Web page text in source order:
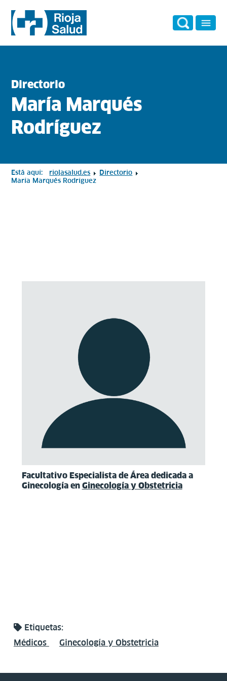
Directorio
María Marqués
Rodríguez
Está aquí: riojasalud.es
Directorio
María Marqués Rodríguez
Facultativo Especialista de Área dedicada a
Ginecología en Ginecología y Obstetricia
Etiquetas:
Médicos
Ginecología y Obstetricia